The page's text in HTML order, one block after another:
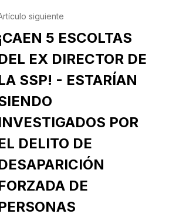
siguiente
5 ESCOLTAS
EX DIRECTOR DE
SSP! - ESTARÍAN
POR
DELITO DE
DE